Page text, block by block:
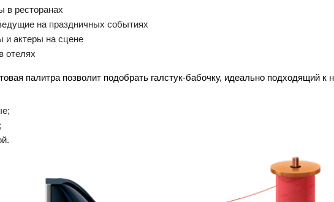
в ресторанах
на праздничных событиях
и актеры на сцене
отелях
палитра позволит подобрать галстук-бабочку, идеально подходящий